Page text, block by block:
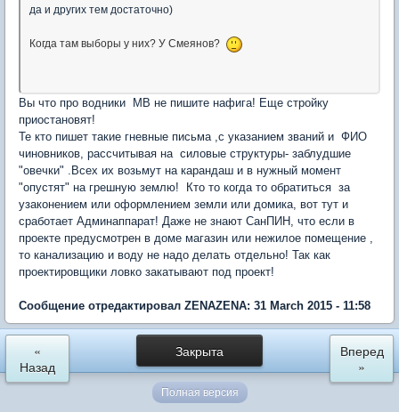
да и других тем достаточно)
Когда там выборы у них? У Смеянов?
Вы что про водники МВ не пишите нафига! Еще стройку
приостановят!
Те кто пишет такие гневные письма ,с указанием званий и ФИО
чиновников, рассчитывая на силовые структуры- заблудшие
"овечки" .Всех их возьмут на карандаш и в нужный момент
"опустят" на грешную землю! Кто то когда то обратиться за
узаконением или оформлением земли или домика, вот тут и
сработает Админаппарат! Даже не знают СанПИН, что если в
проекте предусмотрен в доме магазин или нежилое помещение ,
то канализацию и воду не надо делать отдельно! Так как
проектировщики ловко закатывают под проект!
Сообщение отредактировал ZENAZENA: 31 March 2015 - 11:58
Закрыта
«
Назад
Вперед
»
Полная версия